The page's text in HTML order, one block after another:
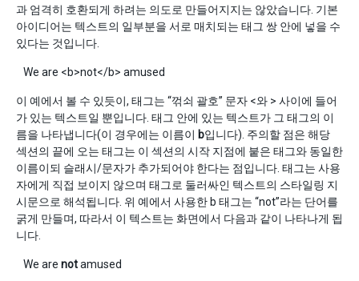
과 엄격히 호환되게 하려는 의도로 만들어지지는 않았습니다. 기본
아이디어는 텍스트의 일부분을 서로 매치되는 태그 쌍 안에 넣을 수
있다는 것입니다.
We are <b>not</b> amused
이 예에서 볼 수 있듯이, 태그는 “꺾쇠 괄호” 문자 <와 > 사이에 들어
가 있는 텍스트일 뿐입니다. 태그 안에 있는 텍스트가 그 태그의 이
름을 나타냅니다(이 경우에는 이름이 b입니다). 주의할 점은 해당
섹션의 끝에 오는 태그는 이 섹션의 시작 지점에 붙은 태그와 동일한
이름이되 슬래시/문자가 추가되어야 한다는 점입니다. 태그는 사용
자에게 직접 보이지 않으며 태그로 둘러싸인 텍스트의 스타일링 지
시문으로 해석됩니다. 위 예에서 사용한 b 태그는 “not”라는 단어를
굵게 만들며, 따라서 이 텍스트는 화면에서 다음과 같이 나타나게 됩
니다.
We are notamused